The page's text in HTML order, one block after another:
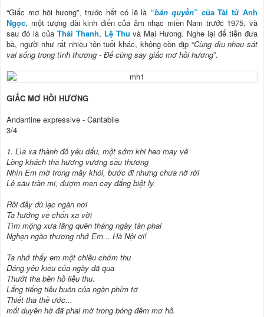
“Giấc mơ hồi hương”, trước hết có lẽ là “bản quyền” của Tài tử Anh
Ngọc, một tượng đài kinh điển của âm nhạc miền Nam trước 1975, và
sau đó là của Thái Thanh, Lệ Thu và Mai Hương. Nghe lại để tiễn đưa
bà, người như rất nhiều tên tuổi khác, không còn dịp “Cùng dìu nhau sát
vai sống trong tình thương - Để cùng say giấc mơ hồi hương”.
GIẤC MƠ HỒI HƯƠNG
Andantine expressive - Cantabile
3/4
1. Lìa xa thành đô yêu dấu, một sớm khi heo may về
Lòng khách tha hương vương sầu thương
Nhìn Em mờ trong mây khói, bước đi nhưng chưa nỡ rời
Lệ sầu tràn mi, đượm men cay đắng biệt ly.
Rồi đây dù lạc ngàn nơi
Ta hướng về chốn xa vời
Tìm mộng xưa lãng quên tháng ngày tàn phai
Nghẹn ngào thương nhớ Em... Hà Nội ơi!
Ta nhớ thấy em một chiều chớm thu
Dáng yêu kiều của ngày đã qua
Thướt tha bên hồ liễu thu.
Lắng tiếng tiêu buồn của ngàn phím tơ
Thiết tha thề ước...
mối duyên hờ đã phai mờ trong bóng đêm mơ hồ.